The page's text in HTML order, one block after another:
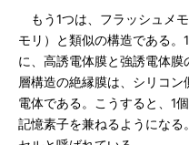
もう1つは、フラッシュメ
モリ）と類似の構造である
に、高誘電体膜と強誘電体
層構造の絶縁膜は、シリコ
電体である。こうすると、1
記憶素子を兼ねるようになる